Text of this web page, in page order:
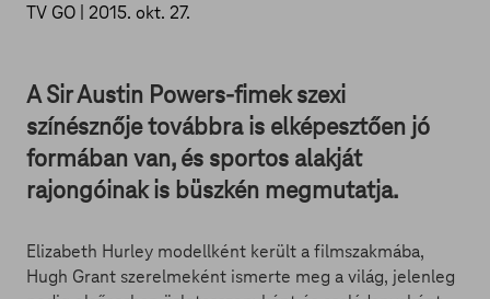
TV GO | 2015. okt. 27.
A Sir Austin Powers-fimek szexi
színésznője továbbra is elképesztően jó
formában van, és sportos alakját
rajongóinak is büszkén megmutatja.
Elizabeth Hurley modellként került a filmszakmába,
Hugh Grant szerelmeként ismerte meg a világ, jelenleg